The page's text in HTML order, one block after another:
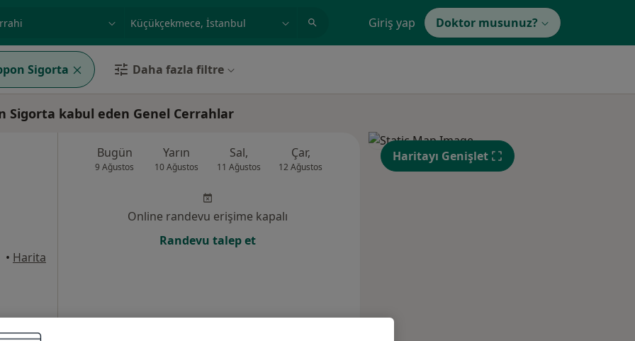
örnek: İstanbul Giriş yap Doktor musunuz?
Sigorta Daha fazla filtre
Sigorta kabul eden Genel Cerrahlar
• Harita
Bugün
9 Ağustos
Yarın
10 Ağustos
Sal,
11 Ağustos
Çar,
12 Ağustos 13 Ağustos
Cum,
14 Ağustos
Cmt,
15 Ağustos
Online randevu erişime kapalı
Randevu talep et
Haritayı Genişlet